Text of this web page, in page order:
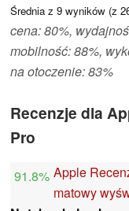
Średnia z 9 wyników (z
cena: 80%,
mobilność: 88%,
na otoczenie: 83%
Recenzje dla
Pro
91.8% Apple
matowy